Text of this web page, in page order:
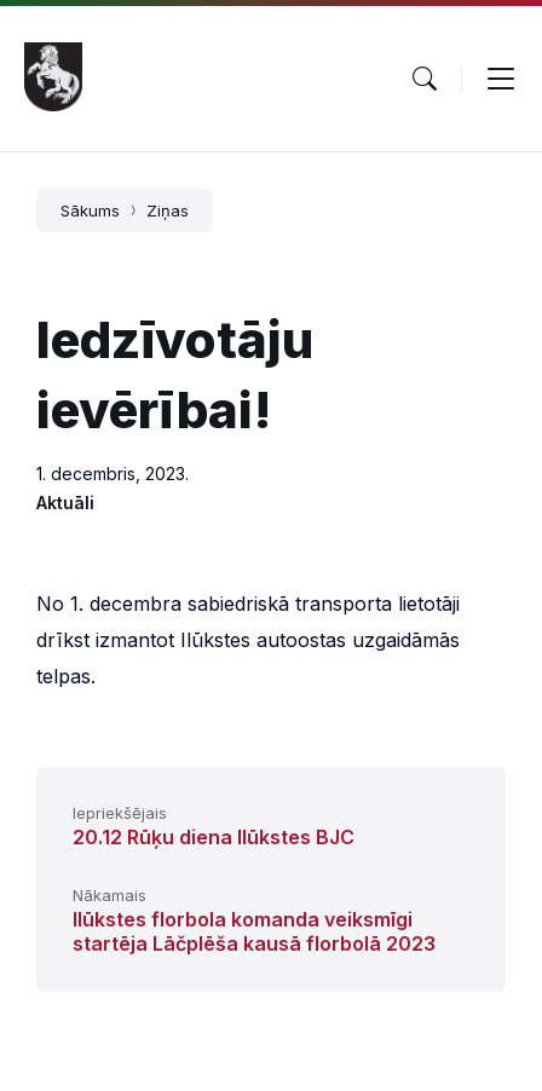
Pāriet
saturu
Skip
main
navigation
Skip
footer
Sākums Ziņas
Iedzīvotāju
ievērībai!
1. decembris, 2023.
Aktuāli
No 1. decembra sabiedriskā transporta lietotāji
drīkst izmantot Ilūkstes autoostas uzgaidāmās
telpas.
Iepriekšējais
20.12 Rūķu diena Ilūkstes BJC
Nākamais
Ilūkstes florbola komanda veiksmīgi
startēja Lāčplēša kausā florbolā 2023